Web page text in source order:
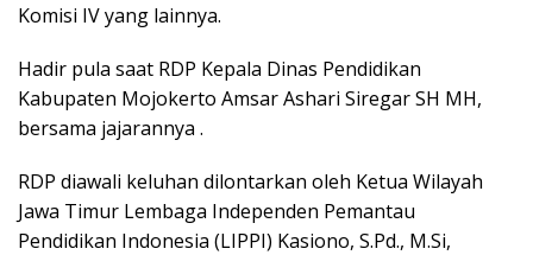
Komisi IV yang lainnya.
Hadir pula saat RDP Kepala Dinas Pendidikan
Kabupaten Mojokerto Amsar Ashari Siregar SH MH,
bersama jajarannya .
RDP diawali keluhan dilontarkan oleh Ketua Wilayah
Jawa Timur Lembaga Independen Pemantau
Pendidikan Indonesia (LIPPI) Kasiono, S.Pd., M.Si,